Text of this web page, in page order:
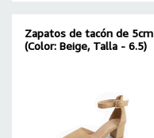
Zapatos de tacón de 5cm
(Color: Beige, Talla - 6.5)